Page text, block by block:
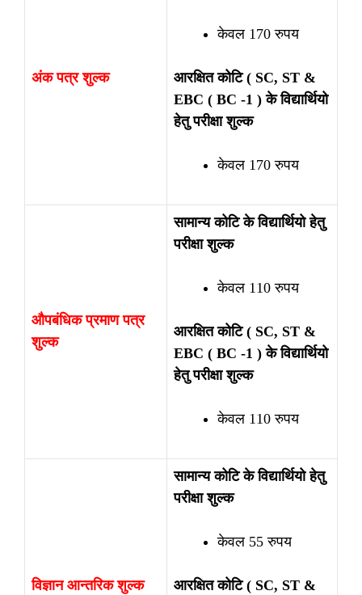
अंक पत्र शुल्क
केवल 170 रुपय
आरक्षित कोटि ( SC, ST &
EBC ( BC -1 ) के विद्यार्थियो
हेतु परीक्षा शुल्क
केवल 170 रुपय
औपबंधिक प्रमाण पत्र
शुल्क
सामान्य कोटि के विद्यार्थियो हेतु
परीक्षा शुल्क
केवल 110 रुपय
आरक्षित कोटि ( SC, ST &
EBC ( BC -1 ) के विद्यार्थियो
हेतु परीक्षा शुल्क
केवल 110 रुपय
विज्ञान आन्तरिक शुल्क
सामान्य कोटि के विद्यार्थियो हेतु
परीक्षा शुल्क
केवल 55 रुपय
आरक्षित कोटि ( SC, ST &